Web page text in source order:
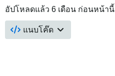
อัปโหลดแล้ว 6 เดือน ก่อนหน้านี้
แนบโค๊ด